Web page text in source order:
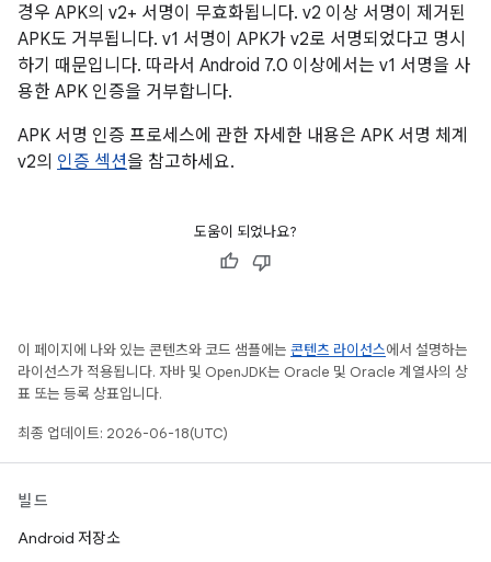
경우 APK의 v2+ 서명이 무효화됩니다. v2 이상 서명이 제거된
APK도 거부됩니다. v1 서명이 APK가 v2로 서명되었다고 명시
하기 때문입니다. 따라서 Android 7.0 이상에서는 v1 서명을 사
용한 APK 인증을 거부합니다.
APK 서명 인증 프로세스에 관한 자세한 내용은 APK 서명 체계
v2의 인증 섹션을 참고하세요.
도움이 되었나요?
이 페이지에 나와 있는 콘텐츠와 코드 샘플에는 콘텐츠 라이선스에서 설명하는
라이선스가 적용됩니다. 자바 및 OpenJDK는 Oracle 및 Oracle 계열사의 상
표 또는 등록 상표입니다.
최종 업데이트: 2026-06-18(UTC)
빌드
Android 저장소